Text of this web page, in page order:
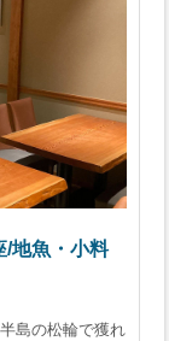
/地魚・小料
島の松輪で獲れ